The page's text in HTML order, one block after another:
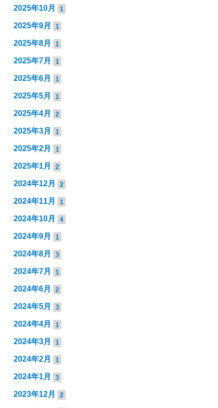
2025年10月 1
2025年9月 1
2025年8月 1
2025年7月 1
2025年6月 1
2025年5月 1
2025年4月 2
2025年3月 1
2025年2月 1
2025年1月 2
2024年12月 2
2024年11月 1
2024年10月 4
2024年9月 1
2024年8月 3
2024年7月 1
2024年6月 2
2024年5月 3
2024年4月 1
2024年3月 1
2024年2月 1
2024年1月 3
2023年12月 2